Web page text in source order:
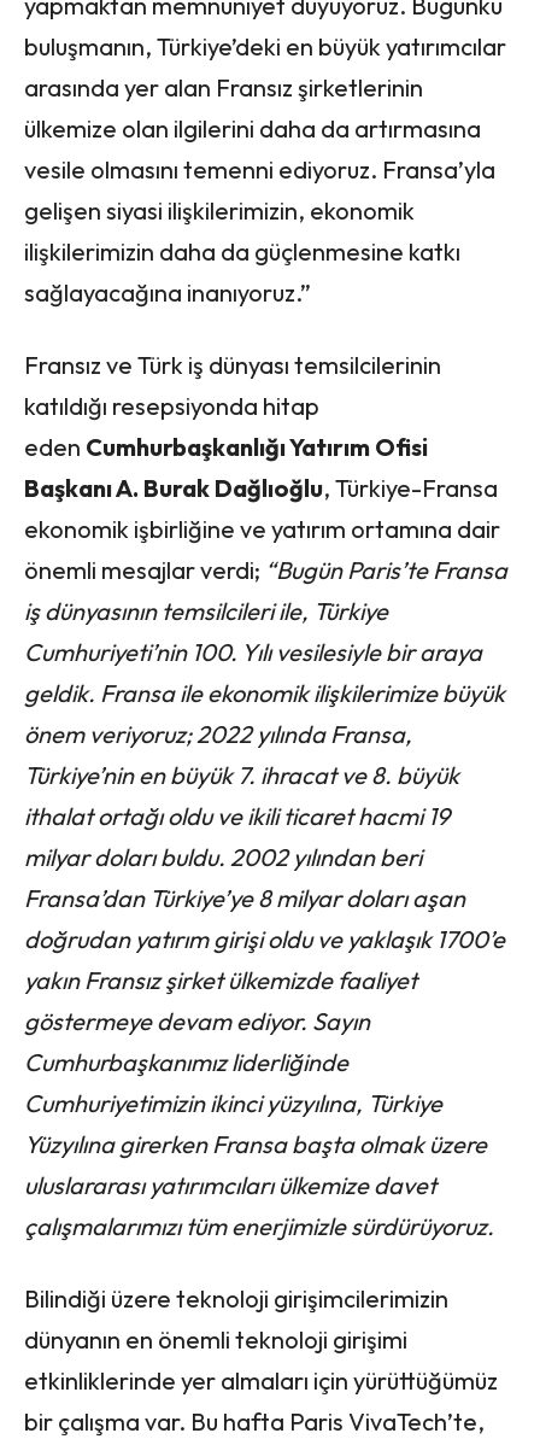
buluşmanın, Türkiye’deki en büyük yatırımcılar
arasında yer alan Fransız şirketlerinin
ülkemize olan ilgilerini daha da artırmasına
vesile olmasını temenni ediyoruz. Fransa’yla
gelişen siyasi ilişkilerimizin, ekonomik
ilişkilerimizin daha da güçlenmesine katkı
sağlayacağına inanıyoruz.”
Fransız ve Türk iş dünyası temsilcilerinin
katıldığı resepsiyonda hitap
eden Cumhurbaşkanlığı Yatırım Ofisi
Başkanı A. Burak Dağlıoğlu, Türkiye-Fransa
ekonomik işbirliğine ve yatırım ortamına dair
önemli mesajlar verdi; “Bugün Paris’te Fransa
iş dünyasının temsilcileri ile, Türkiye
Cumhuriyeti’nin 100. Yılı vesilesiyle bir araya
geldik. Fransa ile ekonomik ilişkilerimize büyük
önem veriyoruz; 2022 yılında Fransa,
Türkiye’nin en büyük 7. ihracat ve 8. büyük
ithalat ortağı oldu ve ikili ticaret hacmi 19
milyar doları buldu. 2002 yılından beri
Fransa’dan Türkiye’ye 8 milyar doları aşan
doğrudan yatırım girişi oldu ve yaklaşık 1700’e
yakın Fransız şirket ülkemizde faaliyet
göstermeye devam ediyor. Sayın
Cumhurbaşkanımız liderliğinde
Cumhuriyetimizin ikinci yüzyılına, Türkiye
Yüzyılına girerken Fransa başta olmak üzere
uluslararası yatırımcıları ülkemize davet
çalışmalarımızı tüm enerjimizle sürdürüyoruz.
Bilindiği üzere teknoloji girişimcilerimizin
dünyanın en önemli teknoloji girişimi
etkinliklerinde yer almaları için yürüttüğümüz
bir çalışma var. Bu hafta Paris VivaTech’te,